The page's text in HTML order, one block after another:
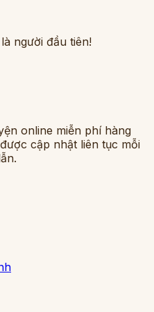
người đầu tiên!
online miễn phí hàng
cập nhật liên tục mỗi